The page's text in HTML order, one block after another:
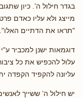
בגדר חילול ה’. כיון
מייצג ולא עליו כאדם
"תראו את הדתיים האלו"...
דוגמאות ישנן למכביר
עלול להכפיש את כל
עליונה להקפיד הקפדה
יש חילול ה’ ששייך